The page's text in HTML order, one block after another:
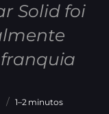
Solid foi
1–2 minutos